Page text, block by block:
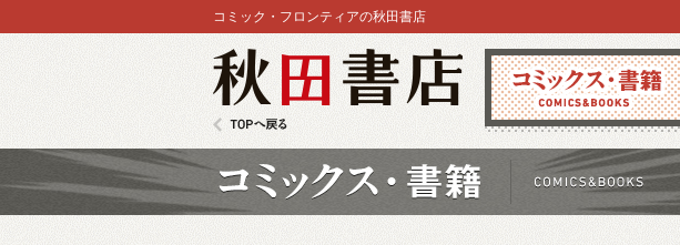
コミックス
コミック・フロンティアの秋田書店